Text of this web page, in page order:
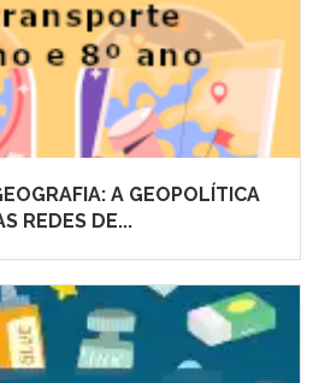
A GEOPOLÍTICA
REDES DE...